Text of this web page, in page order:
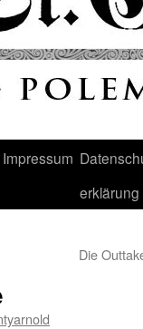
Impressum
erklärung
Die